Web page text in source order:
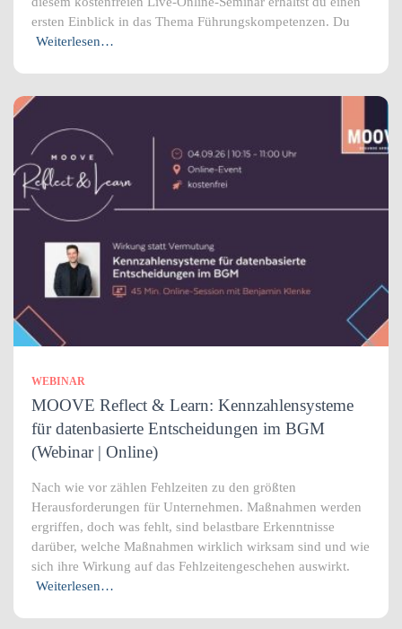
ersten Einblick in das Thema Führungskompetenzen. Du
Weiterlesen…
WEBINAR
MOOVE Reflect & Learn: Kennzahlensysteme
für datenbasierte Entscheidungen im BGM
(Webinar | Online)
Nach wie vor zählen Fehlzeiten zu den größten
Herausforderungen für Unternehmen. Maßnahmen werden
ergriffen, doch was fehlt, sind belastbare Erkenntnisse
darüber, welche Maßnahmen wirklich wirksam sind und wie
sich ihre Wirkung auf das Fehlzeitengeschehen auswirkt.
Weiterlesen…